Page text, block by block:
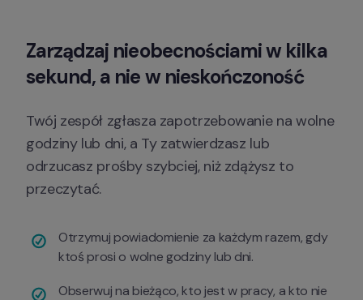
Zarządzaj nieobecnościami w kilka
sekund, a nie w nieskończoność
Twój zespół zgłasza zapotrzebowanie na wolne
godziny lub dni, a Ty zatwierdzasz lub
odrzucasz prośby szybciej, niż zdążysz to
przeczytać.
Otrzymuj powiadomienie za każdym razem, gdy
ktoś prosi o wolne godziny lub dni.
Obserwuj na bieżąco, kto jest w pracy, a kto nie